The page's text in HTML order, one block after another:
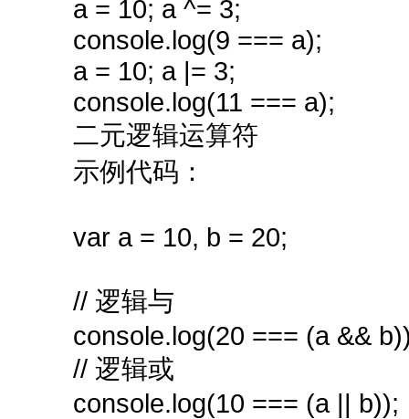
a = 10; a ^= 3;
console.log(9 === a);
a = 10; a |= 3;
console.log(11 === a);
二元逻辑运算符
示例代码：
var a = 10, b = 20;
// 逻辑与
console.log(20 === (a &&
// 逻辑或
console.log(10 === (a || b));